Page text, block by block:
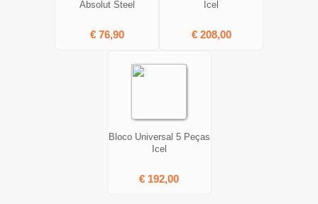
Absolut Steel
€ 76,90
Icel
€ 208,00
Bloco Universal 5 Peças
Icel
€ 192,00